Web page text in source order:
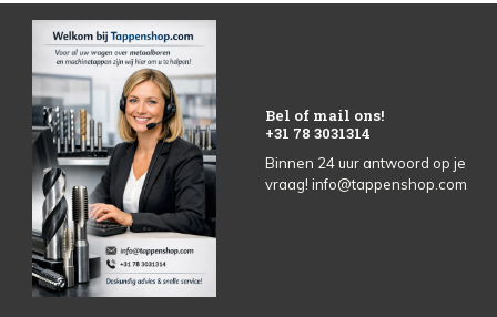
Bel of mail ons!
+31 78 3031314
Binnen 24 uur antwoord op je
vraag! info@tappenshop.com